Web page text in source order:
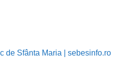
de Sfânta Maria | sebesinfo.ro